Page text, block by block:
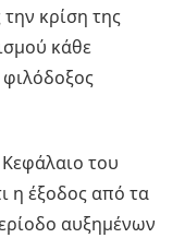
την κρίση της
κάθε
Κεφάλαιο του
η έξοδος από τα
αυξημένων